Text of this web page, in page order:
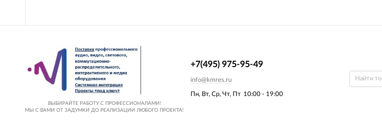
ВЫБИРАЙТЕ РАБОТУ С ПРОФЕССИОНАЛАМИ!
МЫ С ВАМИ ОТ ЗАДУМКИ ДО РЕАЛИЗАЦИИ ЛЮБОГО ПРОЕКТА!
Пн, Вт, Ср, Чт, Пт 10:00 - 19:00
+7(495) 975-95-49
info@kmres.ru